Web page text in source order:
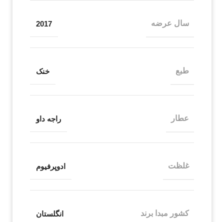
سال عرضه 2017
طبع خنک
عطار راجه داو
غلظت ادوپرفیوم
کشور مبدا برند انگلستان